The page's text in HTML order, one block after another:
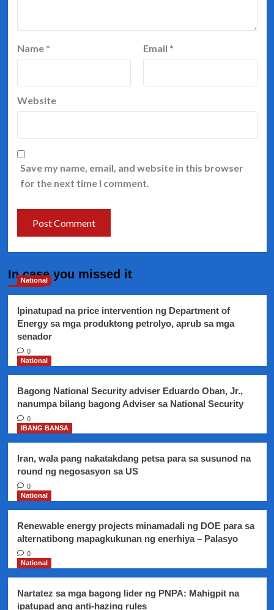
Name * Email *
Website
Save my name, email, and website in this browser
for the next time I comment.
In case you missed it
National
Ipinatupad na price intervention ng Department of
Energy sa mga produktong petrolyo, aprub sa mga
senador
0
National
Bagong National Security adviser Eduardo Oban, Jr.,
nanumpa bilang bagong Adviser sa National Security
0
IBANG BANSA
Iran, wala pang nakatakdang petsa para sa susunod na
round ng negosasyon sa US
0
National
Renewable energy projects minamadali ng DOE para sa
alternatibong mapagkukunan ng enerhiya – Palasyo
0
National
Nartatez sa mga bagong lider ng PNPA: Mahigpit na
ipatupad ang anti-hazing rules